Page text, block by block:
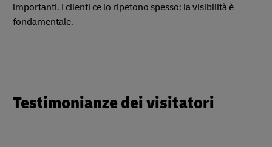
importanti. I clienti ce lo ripetono spesso: la visibilità è
fondamentale.
Testimonianze dei visitatori